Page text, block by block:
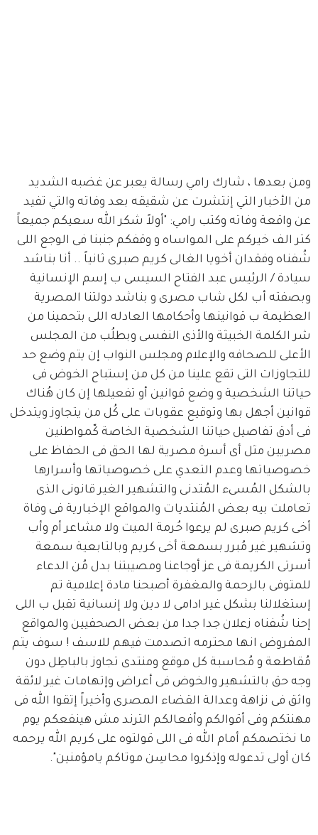
ومن بعدها ، شارك رامي رسالة يعبر عن غضبه الشديد
من الأخبار التي إنتشرت عن شقيقه بعد وفاته والتي تفيد
عن واقعة وفاته وكتب رامي: "أولاً شكر الله سعيكم جميعاً
كتر الف خيركم على المواساه و وقفكم جنبنا فى الوجع اللى
شُفناه وفقدان أخويا الغالى كريم صبرى ثانياً .. أنا بناشد
سيادة / الرئيس عبد الفتاح السيسى ب إسم الإنسانية
وبصفته أب لكل شاب مصرى و بناشد دولتنا المصرية
العظيمة ب قوانينها وأحكامها العادله اللى بتحمينا من
شر الكلمة الخبيثة والأذى النفسى وبطلُب من المجلس
الأعلى للصحافه والإعلام ومجلس النواب إن يتم وضع حد
للتجاوزات التى تقع علينا من كل من إستباح الخوض فى
حياتنا الشخصية و وضع قوانين أو تفعيلها إن كان هُناك
قوانين أجهل بها وتوقيع عقوبات على كُل من يتجاوز ويتدخل
فى أدق تفاصيل حياتنا الشخصية الخاصة كّمواطنين
مصريين مثل أى أسرة مصرية لها الحق فى الحفاظ على
خصوصياتها وعدم التعدي على خصوصياتها وأسرارها
بالشكل المُسىء المُتدنى والتشهير الغير قانونى الذى
تعاملت بيه بعض المُنتديات والمواقع الإخبارية فى وفاة
أخى كريم صبرى لم يرعوا حُرمة الميت ولا مشاعر أم وأب
وتشهير غير مُبرر بسمعة أخى كريم وبالتابعية سمعة
أسرتى الكريمة فى عز أوجاعنا ومصيبتنا بدل مُن الدعاء
للمتوفى بالرحمة والمغفرة أصبحنا مادة إعلامية تم
إستغلالنا بشكل غير ادامى لا دين ولا إنسانية تقبل ب اللى
إحنا شُفناه زعلان جدا جدا من بعض الصحفيين والمواقع
المفروض انها محترمه اتصدمت فيهم للاسف ! سوف يتم
مُقاطعة و مُحاسبة كل موقع ومنتدى تجاوز بالباطِل دون
وجه حق بالتشهير والخوض فى أعراض وإتهامات غير لائقة
واثق فى نزاهة وعدالة القضاء المصرى وأخيراً إتقوا الله فى
مهنتكم وفى أقوالكم وأفعالكم الترند مش هينفعكم يوم
ما نختصمكم أمام الله فى اللى قولتوه على كريم الله يرحمه
كان أولى تدعوله وإذكروا محاسِن موتاكم يامؤمنين".